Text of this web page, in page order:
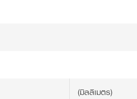
(มิลลิเมตร)